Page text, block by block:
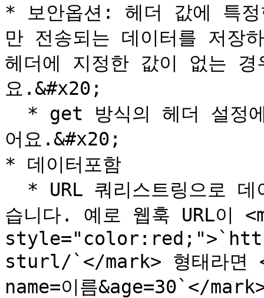
* 보안옵션: 헤더 값에 특
만 전송되는 데이터를 저장
헤더에 지정한 값이 없는 경
요.&#x20;
어요.&#x20;
* 데이터포함
습니다. 예로 웹훅 URL이
sturl/`</mark> 형태라
name=이름&age=30`</